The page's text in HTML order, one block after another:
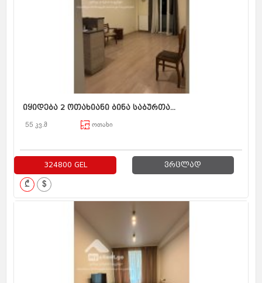
იყიდება 2 ოთახიანი ბინა საბურთა...
55 კვ.მ ოთახი
324800 GEL ვრცლად
₾ $